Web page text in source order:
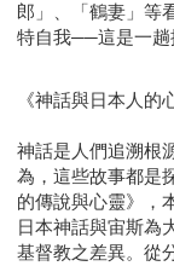
郎」、「鶴妻」等
特自我──這是一趟
《神話與日本人的
神話是人們追溯根
為，這些故事都是
的傳說與心靈》，
日本神話與宙斯為
基督教之差異。從